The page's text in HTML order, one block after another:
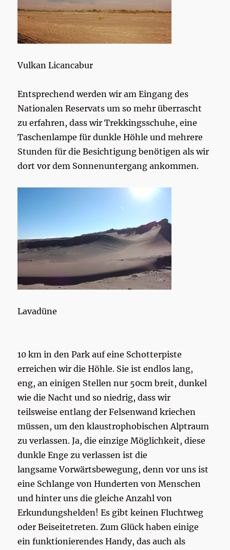
Vulkan Licancabur
Entsprechend werden wir am Eingang des
Nationalen Reservats um so mehr überrascht
zu erfahren, dass wir Trekkingsschuhe, eine
Taschenlampe für dunkle Höhle und mehrere
Stunden für die Besichtigung benötigen als wir
dort vor dem Sonnenuntergang ankommen.
Lavadüne
10 km in den Park auf eine Schotterpiste
erreichen wir die Höhle. Sie ist endlos lang,
eng, an einigen Stellen nur 50cm breit, dunkel
wie die Nacht und so niedrig, dass wir
teilsweise entlang der Felsenwand kriechen
müssen, um den klaustrophobischen Alptraum
zu verlassen. Ja, die einzige Möglichkeit, diese
dunkle Enge zu verlassen ist die
langsame Vorwärtsbewegung, denn vor uns ist
eine Schlange von Hunderten von Menschen
und hinter uns die gleiche Anzahl von
Erkundungshelden! Es gibt keinen Fluchtweg
oder Beiseitetreten. Zum Glück haben einige
ein funktionierendes Handy, das auch als